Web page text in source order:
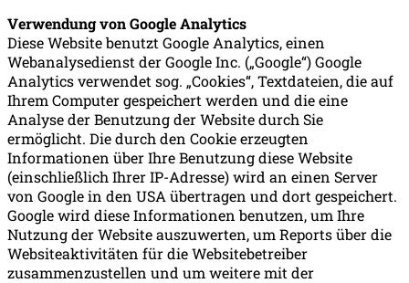
Verwendung von Google Analytics
Diese Website benutzt Google Analytics, einen
Webanalysedienst der Google Inc. („Google“) Google
Analytics verwendet sog. „Cookies“, Textdateien, die auf
Ihrem Computer gespeichert werden und die eine
Analyse der Benutzung der Website durch Sie
ermöglicht. Die durch den Cookie erzeugten
Informationen über Ihre Benutzung diese Website
(einschließlich Ihrer IP-Adresse) wird an einen Server
von Google in den USA übertragen und dort gespeichert.
Google wird diese Informationen benutzen, um Ihre
Nutzung der Website auszuwerten, um Reports über die
Websiteaktivitäten für die Websitebetreiber
zusammenzustellen und um weitere mit der